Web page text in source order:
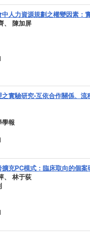
人力資源規劃之權變因素：
、 陳加屏
實驗研究-互依合作關係、流
報
擴充PC模式：臨床取向的個案
、 林于荻